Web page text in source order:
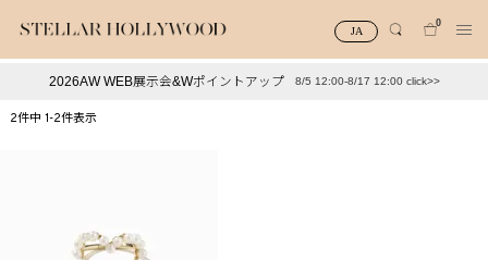
JA
0
2026AW WEB展示会&Wポイントアップ 8/5 12:00-8/17 12:00 click>>
2件中 1-2件表示